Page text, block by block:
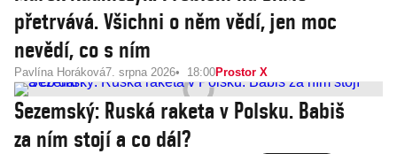
přetrvává. Všichni o něm vědí, jen moc
nevědí, co s ním
Pavlína Horáková7. srpna 2026 18:00Prostor X
Sezemský: Ruská raketa v Polsku. Babiš
za ním stojí a co dál?